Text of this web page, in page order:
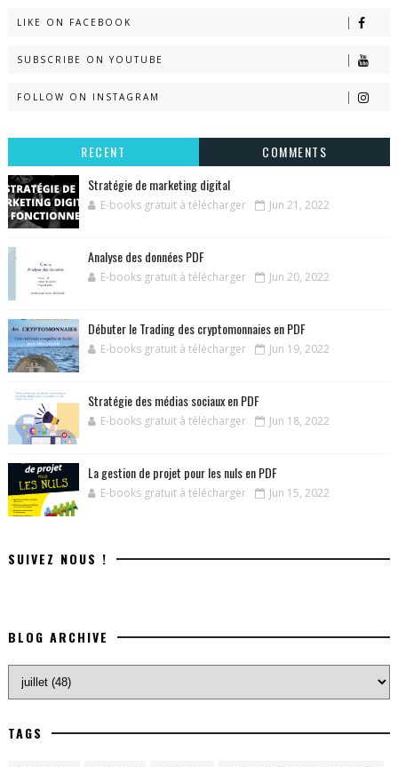
LIKE ON FACEBOOK
SUBSCRIBE ON YOUTUBE
FOLLOW ON INSTAGRAM
RECENT
COMMENTS
Stratégie de marketing digital
E-books gratuit à télécharger Jun 21, 2022
Analyse des données PDF
E-books gratuit à télécharger Jun 20, 2022
Débuter le Trading des cryptomonnaies en PDF
E-books gratuit à télécharger Jun 19, 2022
Stratégie des médias sociaux en PDF
E-books gratuit à télécharger Jun 18, 2022
La gestion de projet pour les nuls en PDF
E-books gratuit à télécharger Jun 15, 2022
SUIVEZ NOUS !
BLOG ARCHIVE
TAGS